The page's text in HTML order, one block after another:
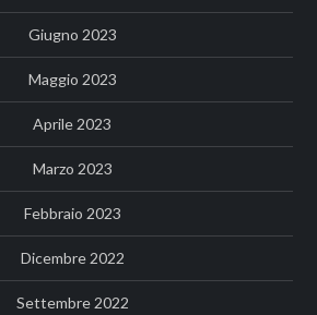
Giugno 2023
Maggio 2023
Aprile 2023
Marzo 2023
Febbraio 2023
Dicembre 2022
Settembre 2022